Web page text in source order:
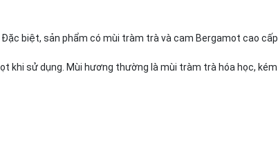
biệt, sản phẩm có mùi tràm trà và cam Bergamot cao cấp
khi sử dụng. Mùi hương thường là mùi tràm trà hóa học, kém